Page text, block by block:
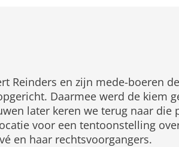
Reinders en zijn mede-boeren de
Daarmee werd de kiem
later keren we terug naar die
voor een tentoonstelling
en haar rechtsvoorgangers.